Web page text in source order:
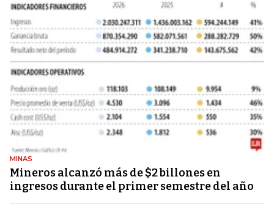
MINAS
Mineros alcanzó más de $2 billones en
ingresos durante el primer semestre del año